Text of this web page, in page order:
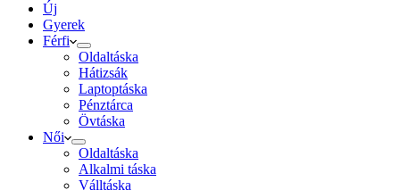
Új
Gyerek
Férfi
Oldaltáska
Hátizsák
Laptoptáska
Pénztárca
Övtáska
Női
Oldaltáska
Alkalmi táska
Válltáska